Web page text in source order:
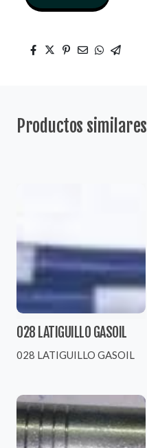
Productos similares
028 LATIGUILLO GASOIL
028 LATIGUILLO GASOIL